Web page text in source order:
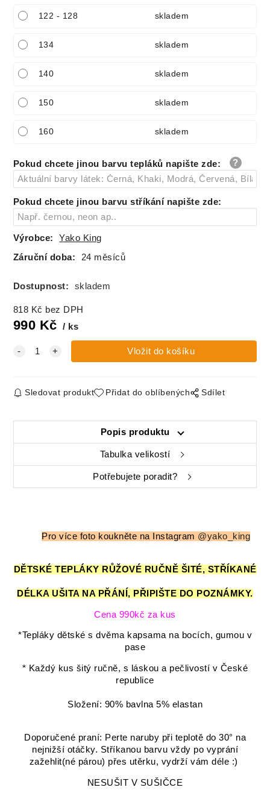
122 - 128 skladem
134 skladem
140 skladem
150 skladem
160 skladem
Pokud chcete jinou barvu tepláků napište zde:
Pokud chcete jinou barvu stříkání napište zde:
Výrobce: Yako King
Záruční doba: 24 měsíců
Dostupnost: skladem
818 Kč bez DPH
990 Kč ks
Sledovat produkt Přidat do oblíbených Sdílet
Popis produktu
Tabulka velikostí
Potřebujete poradit?
Pro více foto koukněte na Instagram @yako_king
DĚTSKÉ TEPLÁKY RŮŽOVÉ RUČNĚ ŠITÉ, STŘÍKANÉ
DÉLKA UŠITA NA PŘÁNÍ, PŘIPIŠTE DO POZNÁMKY.
Cena 990kč za kus
*Tepláky dětské s dvěma kapsama na bocích, gumou v
pase
* Každý kus šitý ručně, s láskou a pečlivostí v České
republice
Složení: 90% bavlna 5% elastan
Doporučené praní: Perte naruby při teplotě do 30° na
nejnižší otáčky. Stříkanou barvu vždy po vyprání
zažehlit(né párou) přes utěrku, vydrží vám déle :)
NESUŠIT V SUŠIČCE